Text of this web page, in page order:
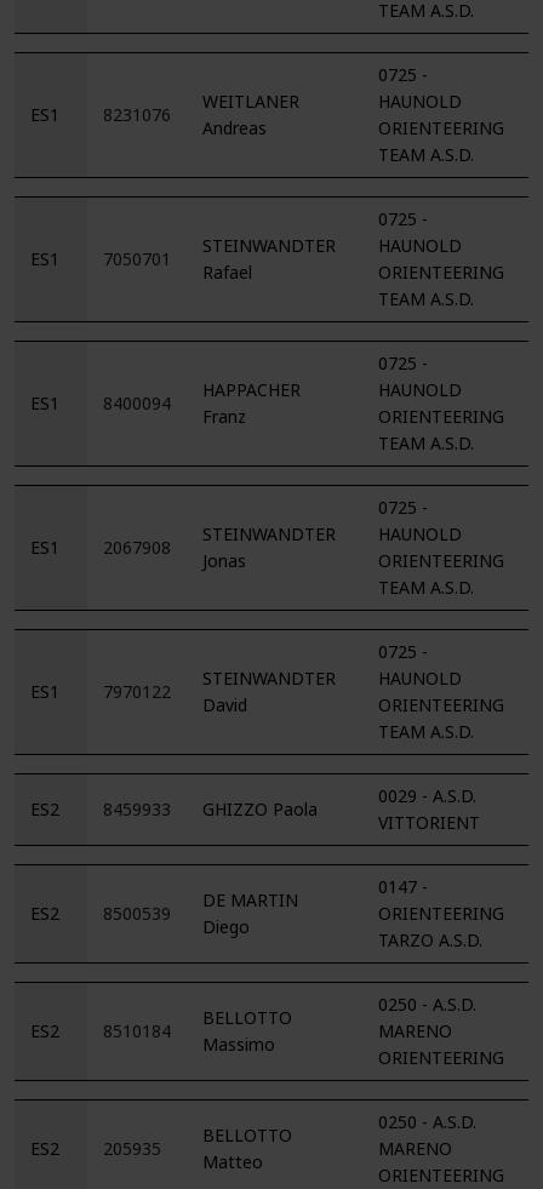
TEAM A.S.D.
ES1 8231076
WEITLANER
Andreas
0725 -
HAUNOLD
ORIENTEERING
TEAM A.S.D.
ES1 7050701
STEINWANDTER
Rafael
0725 -
HAUNOLD
ORIENTEERING
TEAM A.S.D.
ES1 8400094
HAPPACHER
Franz
0725 -
HAUNOLD
ORIENTEERING
TEAM A.S.D.
ES1 2067908
STEINWANDTER
Jonas
0725 -
HAUNOLD
ORIENTEERING
TEAM A.S.D.
ES1 7970122
STEINWANDTER
David
0725 -
HAUNOLD
ORIENTEERING
TEAM A.S.D.
ES2 8459933 GHIZZO Paola
0029 - A.S.D.
VITTORIENT
ES2 8500539
DE MARTIN
Diego
0147 -
ORIENTEERING
TARZO A.S.D.
ES2 8510184
BELLOTTO
Massimo
0250 - A.S.D.
MARENO
ORIENTEERING
ES2 205935
BELLOTTO
Matteo
0250 - A.S.D.
MARENO
ORIENTEERING